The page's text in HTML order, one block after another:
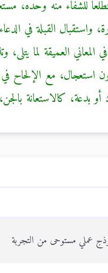
للشفاء منه وحده،
واستقبال القبلة في
المعاني العميقة لما
استعجال، مع الإلحاح
كالاستعانة بالجن،
عملي مستوحى من التجربة